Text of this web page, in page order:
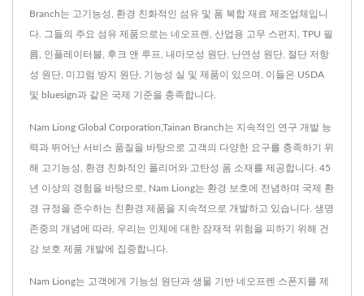
Branch는 고기능성, 환경 친화적인 섬유 및 폼 복합 재료 제조업체입니
다. 그들의 주요 섬유 제품으로는 네오프렌, 산업용 고무 스펀지, TPU 필
름, 인플레이터블, 후크 앤 루프, 내마모성 원단, 난연성 원단, 절단 저항
성 원단, 미끄럼 방지 원단, 기능성 실 및 제품이 있으며, 이들은 USDA
및 bluesign과 같은 국제 기준을 충족합니다.
Nam Liong Global Corporation,Tainan Branch는 지속적인 연구 개발 능
력과 뛰어난 서비스 품질을 바탕으로 고객의 다양한 요구를 충족하기 위
해 고기능성, 환경 친화적인 폴리머와 고탄성 폼 소재를 제공합니다. 45
년 이상의 경험을 바탕으로, Nam Liong는 환경 보호에 전념하며 국제 환
경 규정을 준수하는 친환경 제품을 지속적으로 개발하고 있습니다. 생명
존중의 개념에 따라, 우리는 인체에 대한 잠재적 위험을 피하기 위해 건
강 보호 제품 개발에 집중합니다.
Nam Liong는 고객에게 기능성 원단과 생물 기반 네오프렌 스폰지를 제